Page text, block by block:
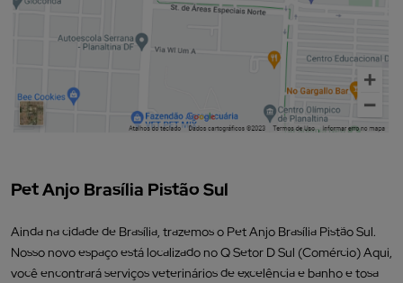
Pet Anjo Brasília Pistão Sul
Ainda na cidade de Brasília, trazemos o Pet Anjo Brasília Pistão Sul.
Nosso novo espaço está localizado no Q Setor D Sul (Comércio) Aqui,
você encontrará serviços veterinários de excelência e banho e tosa